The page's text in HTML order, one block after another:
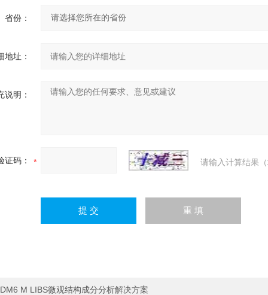
省份：
地址：
说明：
证码： 请输入计算结果
DM6 M LIBS微观结构成分分析解决方案